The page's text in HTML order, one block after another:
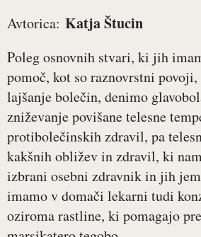
Avtorica: Katja Štucin
Poleg osnovnih stvari, ki jih
pomoč, kot so raznovrstni
lajšanje bolečin, denimo
zniževanje povišane telesne
protibolečinskih zdravil, pa
kakšnih obližev in zdravil, ki
izbrani osebni zdravnik in jih
imamo v domači lekarni tudi
oziroma rastline, ki pomagajo